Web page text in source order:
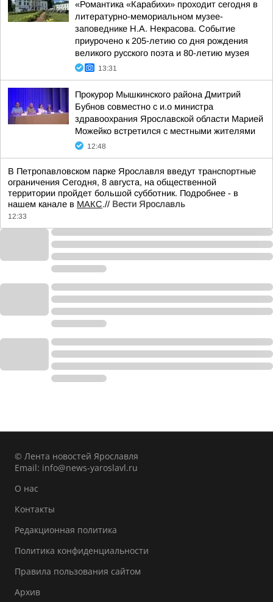
«Романтика «Карабихи» проходит сегодня в
литературно-мемориальном музее-
заповеднике Н.А. Некрасова. Событие
приурочено к 205-летию со дня рождения
великого русского поэта и 80-летию музея
13:31
Прокурор Мышкинского района Дмитрий
Бубнов совместно с и.о министра
здравоохрания Ярославской области Марией
Можейко встретился с местными жителями
12:48
В Петропавловском парке Ярославля введут транспортные
ограничения Сегодня, 8 августа, на общественной
территории пройдет большой субботник. Подробнее - в
нашем канале в МАКС.// Вести Ярославль
12:33
© Лента новостей Ярославля
Email: info@news-yaroslavl.ru
О нас
Контакты
Редакционная политика
Политика конфиденциальности
Правила пользования сайтом
Архив